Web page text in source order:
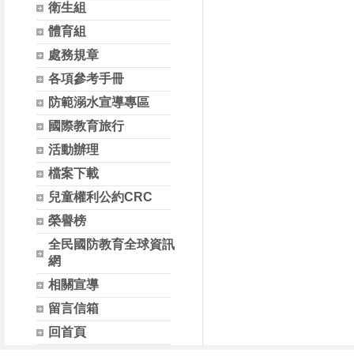
衛生組
體育組
處務規章
各項參考手冊
防範溺水宣導專區
國際教育旅行
活動辦理
檔案下載
兒童權利公約CRC
榮譽榜
全民國防教育全球資訊
網
相關宣導
留言信箱
回首頁